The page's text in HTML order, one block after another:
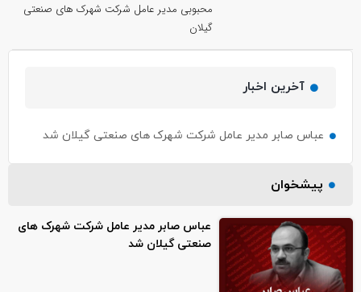
محبوبی مدیر عامل شرکت شهرک های صنعتی
گیلان
آخرین اخبار
عباس صابر مدیر عامل شرکت شهرک های صنعتی گیلان شد
پیشخوان
عباس صابر مدیر عامل شرکت شهرک های
صنعتی گیلان شد